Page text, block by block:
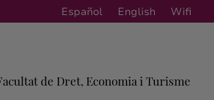
Español English Wifi
de Dret, Economia i Turisme